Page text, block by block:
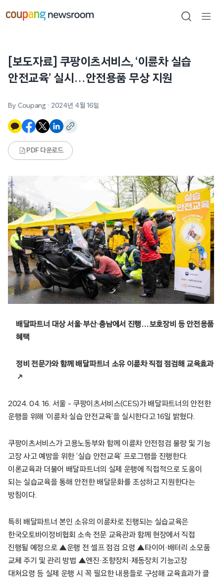
건너뛰기
검색
[보도자료] 쿠팡이츠서비스, ‘이륜차 실습
안전교육’ 실시…안전용품 무상 지원
By Coupang · 2024년 4월 16일
PDF 다운로드
배달파트너 대상 서울·부산·충남에서 진행…보호장비 등 안전용품
혜택
정비 전문가와 함께 배달파트너 소유 이륜차 직접 점검해 교육효과
↗
2024. 04. 16. 서울 – 쿠팡이츠서비스(CES)가 배달파트너의 안전한
운행을 위해 ‘이륜차 실습 안전교육’을 실시한다고 16일 밝혔다.
쿠팡이츠서비스가 고용노동부와 함께 이륜차 안전점검 불량 및 기능
고장 사고 예방을 위한 ‘실습 안전교육’ 프로그램을 진행한다.
이론교육과 더불어 배달파트너의 실제 운행에 직접적으로 도움이
되는 실습교육을 통해 안전한 배달문화를 조성하고 지원한다는
방침이다.
특히 배달파트너 본인 소유의 이륜차로 진행되는 실습교육은
한국오토바이정비협회 소속 전문 교육관과 함께 현장에서 직접
진행될 예정으로 ▲운행 전 셀프 점검 요령 ▲타이어·배터리 소모품
교체 주기 및 관리 방법 ▲엔진·조향장치·제동장치 기능고장
대처요령 등 실제 운행 시 꼭 필요한 내용들로 구성해 교육효과가 클